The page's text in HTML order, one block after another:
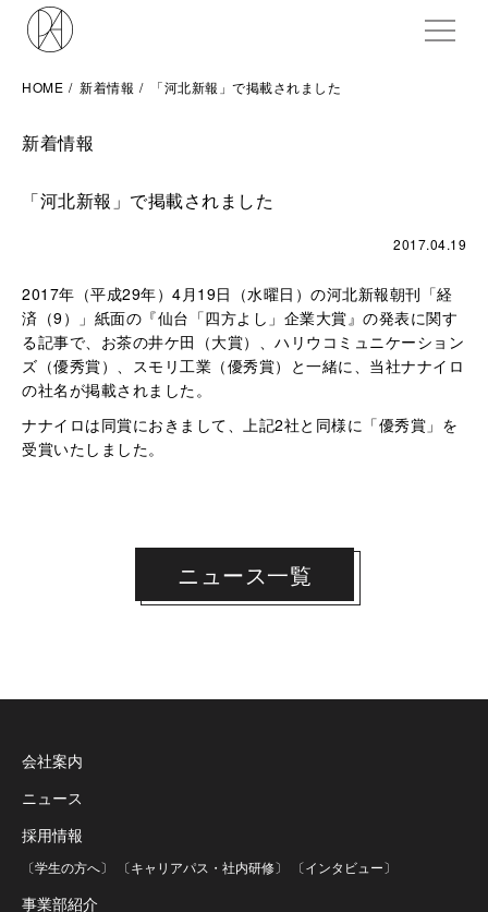
HOME 新着情報 「河北新報」で掲載されました
新着情報
「河北新報」で掲載されました
2017.04.19
2017年（平成29年）4月19日（水曜日）の河北新報朝刊「経
済（9）」紙面の『仙台「四方よし」企業大賞』の発表に関す
る記事で、お茶の井ケ田（大賞）、ハリウコミュニケーション
ズ（優秀賞）、スモリ工業（優秀賞）と一緒に、当社ナナイロ
の社名が掲載されました。
ナナイロは同賞におきまして、上記2社と同様に「優秀賞」を
受賞いたしました。
ニュース一覧
会社案内
ニュース
採用情報
〔学生の方へ〕 〔キャリアパス・社内研修〕 〔インタビュー〕
事業部紹介